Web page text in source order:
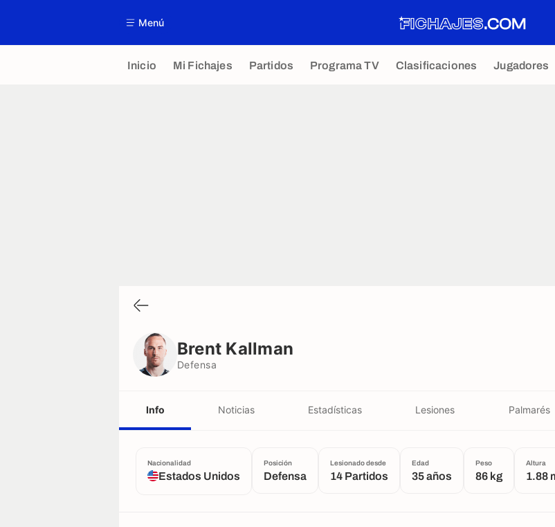
Menú
Inicio Mi Fichajes Partidos Programa TV Clasificaciones Jugadores
Brent Kallman
Defensa
Info Noticias Estadísticas Lesiones Palmarés
Nacionalidad
Estados Unidos
Posición
Defensa
Lesionado desde
14 Partidos
Edad
35 años
Peso
86 kg
Altura
1.88